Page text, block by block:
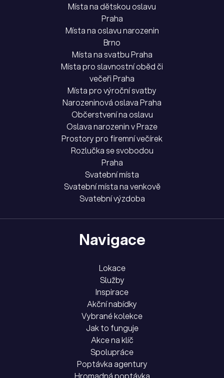
Místa na dětskou oslavu
Praha
Místa na oslavu narozenin
Brno
Místa na svatbu Praha
Místa pro slavnostní oběd či
večeři Praha
Místa pro výroční svatby
Narozeninová oslava Praha
Občerstvení na oslavu
Oslava narozenin v Praze
Prostory pro firemní večírek
Rozlučka se svobodou
Praha
Svatební místa
Svatební místa na venkově
Svatební výzdoba
Navigace
Lokace
Služby
Inspirace
Akční nabídky
Vybrané kolekce
Jak to funguje
Akce na klíč
Spolupráce
Poptávka agentury